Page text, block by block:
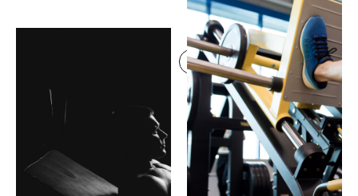
força e hipertrofia
Continue lendo